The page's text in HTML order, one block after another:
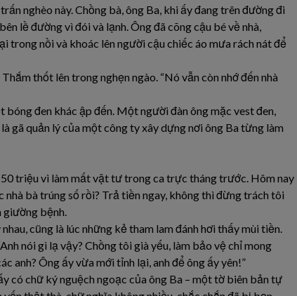
nghèo này. Chồng bà, ông Ba, khi ấy đang trên đường đi
lề đường vì đói và lạnh. Ông đã cõng cậu bé về nhà,
trong nồi và khoác lên người cậu chiếc áo mưa rách nát để
thốt lên trong nghẹn ngào. “Nó vẫn còn nhớ đến nhà
đen khác ập đến. Một người đàn ông mặc vest đen,
gã quản lý của một công ty xây dựng nơi ông Ba từng làm
50 triệu vì làm mất vật tư trong ca trực tháng trước. Hôm nay
nhà bà trúng số rồi? Trả tiền ngay, không thì đừng trách tôi
giường bệnh.
cũng là lúc những kẻ tham lam đánh hơi thấy mùi tiền.
nói gì lạ vậy? Chồng tôi già yếu, làm bảo vệ chỉ mong
anh? Ông ấy vừa mới tỉnh lại, anh để ông ấy yên!”
có chữ ký nguệch ngoạc của ông Ba – một tờ biên bản tự